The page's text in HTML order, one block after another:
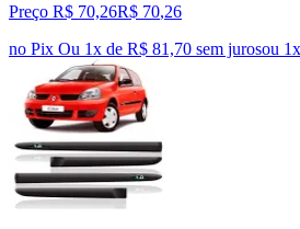
Preço R$ 70,26R$ 70,26
no Pix Ou 1x de R$ 81,70 sem jurosou 1